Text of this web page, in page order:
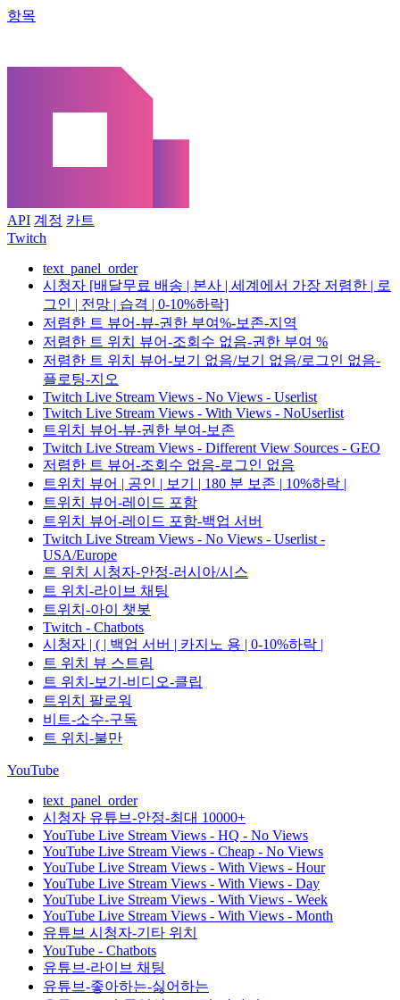
항목
API 계정 카트
Twitch
text_panel_order
시청자 [배달무료 배송 | 본사 | 세계에서 가장 저렴한 | 로
그인 | 전망 | 습격 | 0-10%하락]
저렴한 트 뷰어-뷰-권한 부여%-보존-지역
저렴한 트 위치 뷰어-조회수 없음-권한 부여 %
저렴한 트 위치 뷰어-보기 없음/보기 없음/로그인 없음-
플로팅-지오
Twitch Live Stream Views - No Views - Userlist
Twitch Live Stream Views - With Views - NoUserlist
트위치 뷰어-뷰-권한 부여-보존
Twitch Live Stream Views - Different View Sources - GEO
저렴한 트 뷰어-조회수 없음-로그인 없음
트위치 뷰어 | 공인 | 보기 | 180 분 보존 | 10%하락 |
트위치 뷰어-레이드 포함
트위치 뷰어-레이드 포함-백업 서버
Twitch Live Stream Views - No Views - Userlist -
USA/Europe
트 위치 시청자-안정-러시아/시스
트 위치-라이브 채팅
트위치-아이 챗봇
Twitch - Chatbots
시청자 | ( | 백업 서버 | 카지노 용 | 0-10%하락 |
트 위치 뷰 스트림
트 위치-보기-비디오-클립
트위치 팔로워
비트-소수-구독
트 위치-불만
YouTube
text_panel_order
시청자 유튜브-안정-최대 10000+
YouTube Live Stream Views - HQ - No Views
YouTube Live Stream Views - Cheap - No Views
YouTube Live Stream Views - With Views - Hour
YouTube Live Stream Views - With Views - Day
YouTube Live Stream Views - With Views - Week
YouTube Live Stream Views - With Views - Month
유튜브 시청자-기타 위치
YouTube - Chatbots
유튜브-라이브 채팅
유튜브-좋아하는-싫어하는